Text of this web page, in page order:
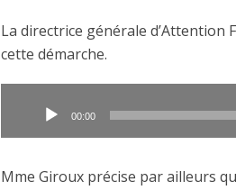
La directrice générale d’Attention
cette démarche.
00:00
Mme Giroux précise par ailleurs